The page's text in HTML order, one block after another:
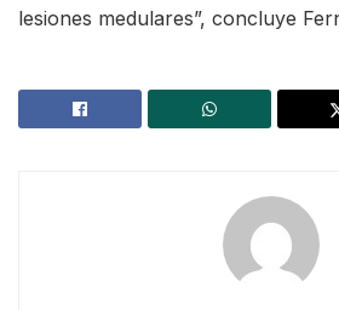
lesiones medulares”, concluye